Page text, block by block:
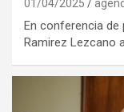
01/04/2025
En conferencia de
Ramirez Lezcano